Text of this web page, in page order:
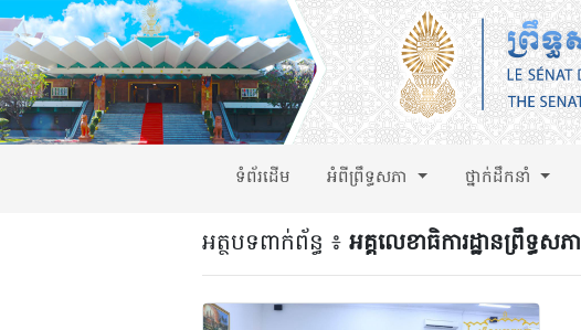
ទំព័រដើម អំពីព្រឹទ្ធសភា ថ្នាក់ដឹកនាំ
អត្ថបទពាក់ព័ន្ធ ៖ អគ្គលេខាធិការដ្ឋានព្រឹទ្ធសភា